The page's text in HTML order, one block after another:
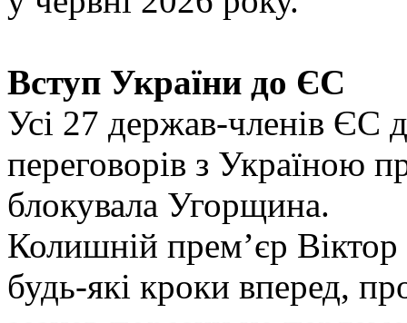
Вступ України до ЄС
Усі 27 держав-членів ЄС
переговорів з Україною
блокувала Угорщина.
Колишній премʼєр
будь-які кроки вперед,